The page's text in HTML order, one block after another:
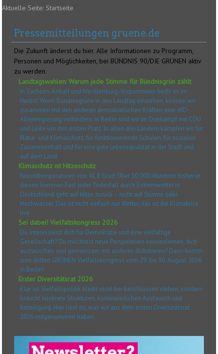
Aktuelle Seite: Startseite
Pressemitteilungen gruene.de
Die Zukunft änderst du hier. Alle Informationen zu Programm,
Personen und Möglichkeiten, bei BÜNDNIS 90/DIE GRÜNEN aktiv
zu werden.
Landtagswahlen: Warum jede Stimme für Bündnisgrün zählt
In Sachsen-Anhalt und Mecklenburg-Vorpommern heißt es im
Herbst: Wenn Bündnisgrüne in den Landtag einziehen, können wir
zusammen mit den anderen demokratischen Kräften eine AfD-
Alleinregierung verhindern. In Berlin sind wir im Dreikampf mit CDU
und Linke um den ersten Platz. In allen drei Ländern kämpfen wir für
Natur- und Klimaschutz, für funktionierende Schulen, für sozialen
Zusammenhalt und für eine gute Lebensqualität in der Stadt und
auf dem Land.
Klimaschutz ist Hitzeschutz
Rekordtemperaturen von 41,8 Grad. Über 10.000 Hitzetote bisher in
diesen Sommer. Fast jeder Todesfall durch Extremwetter in
Deutschland geht auf Hitze zurück – nicht auf Stürme oder
Hochwasser. Das ist nicht einfach nur Wetter, das ist die Klimakrise
live.
Sei dabei! Vielfaltskongress 2026
Du interessierst dich für Demokratie und eine vielfältige
Gesellschaft? Du möchtest neue Perspektiven kennenlernen, dich
austauschen und gemeinsam mit anderen diskutieren? Dann komm
zum dritten GRÜNEN Vielfaltskongress vom 29. bis 30. August 2026
in Berlin!
Erster Diversitätsrat 2026
Klar ist: Vielfaltspolitik bleibt nicht bei Beschlüssen stehen, sondern
braucht konkrete Strukturen, kontinuierlichen Austausch und
Beteiligung. Hier liest du, was wir aus dem ersten Diversitätsrat
2026 mitgenommen haben.